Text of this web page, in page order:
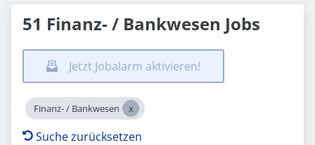
51 Finanz- / Bankwesen Jobs
Jetzt Jobalarm aktivieren!
Finanz- / Bankwesen
Suche zurücksetzen